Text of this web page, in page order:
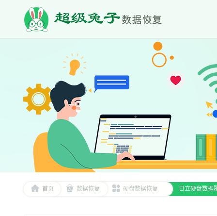
首页 数据恢复 硬盘数据恢复 日立硬盘数据